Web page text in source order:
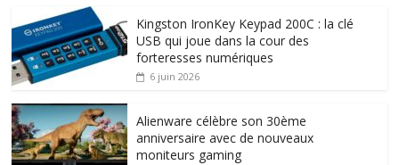
Kingston IronKey Keypad 200C : la clé
USB qui joue dans la cour des
forteresses numériques
6 juin 2026
Alienware célèbre son 30ème
anniversaire avec de nouveaux
moniteurs gaming